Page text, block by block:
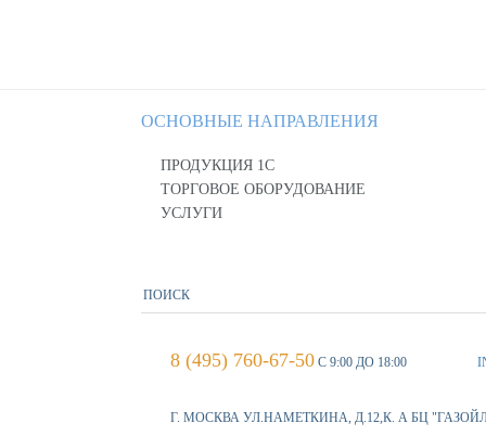
ОСНОВНЫЕ НАПРАВЛЕНИЯ
ПРОДУКЦИЯ 1С
ТОРГОВОЕ ОБОРУДОВАНИЕ
УСЛУГИ
8 (495) 760-67-50 С 9:00 ДО 18:00
Г. МОСКВА УЛ.НАМЕТКИНА, Д.12,К. А БЦ